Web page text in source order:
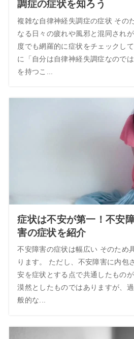
調症の症状を知ろう
複雑な自律神経失調症の症状 その
なる日々の疲れや風邪と混同され
度でも網羅的に症状をチェックし
に「自分は自律神経失調症なので
を持つこ...
症状は不安が第一！不安
害の症状を紹介
不安障害の症状は幅広い そのため
ります。 ただし、不安障害に内包
安を症状とする点で共通したもの
漠然としたものではありますが、
般的な...